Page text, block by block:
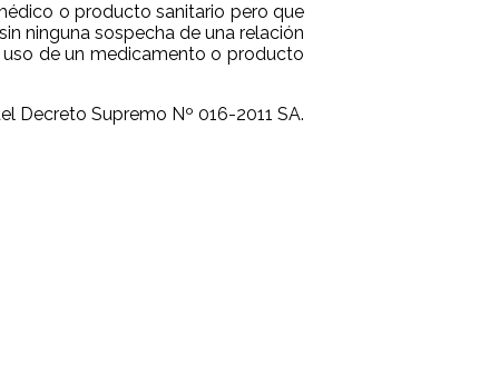
o producto sanitario pero que
ninguna sospecha de una relación
uso de un medicamento o producto
Decreto Supremo Nº 016-2011 SA.